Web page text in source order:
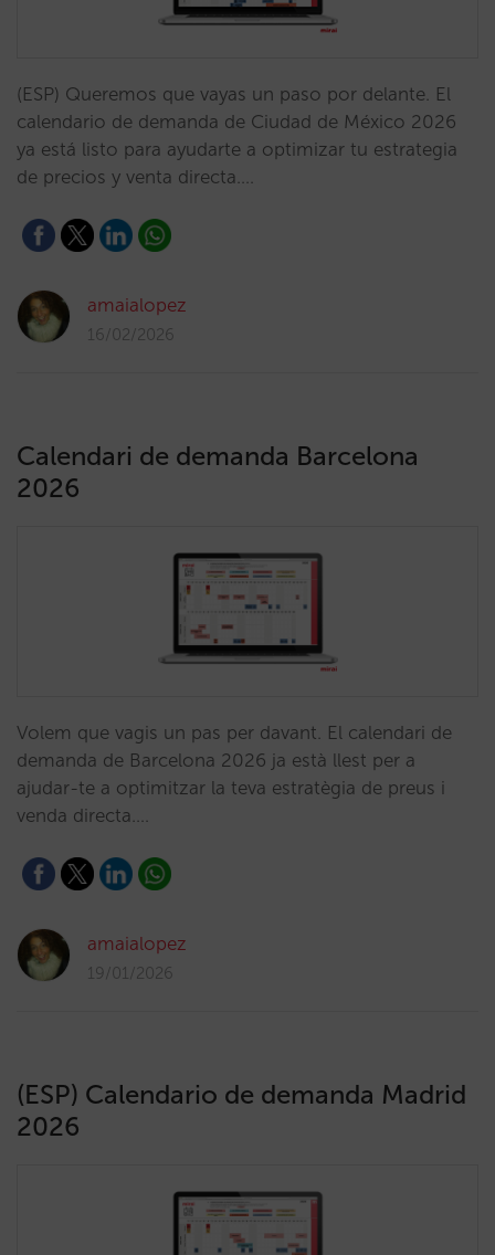
(ESP) Queremos que vayas un paso por delante. El
calendario de demanda de Ciudad de México 2026
ya está listo para ayudarte a optimizar tu estrategia
de precios y venta directa.…
amaialopez
16/02/2026
Calendari de demanda Barcelona
2026
Volem que vagis un pas per davant. El calendari de
demanda de Barcelona 2026 ja està llest per a
ajudar-te a optimitzar la teva estratègia de preus i
venda directa.…
amaialopez
19/01/2026
(ESP) Calendario de demanda Madrid
2026